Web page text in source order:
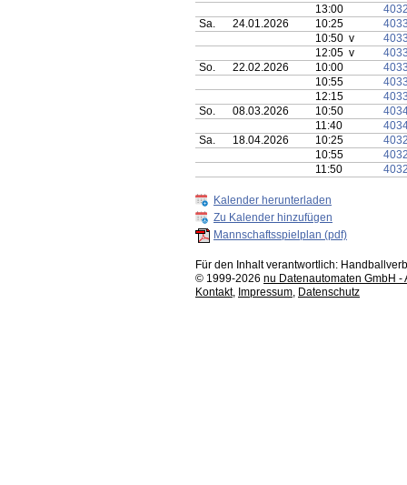
13:00
Sa.
24.01.2026 10:25
10:50 v
12:05 v
So.
22.02.2026 10:00
10:55
12:15
So.
08.03.2026 10:50
11:40
Sa.
18.04.2026 10:25
10:55
11:50
Kalender herunterladen
Zu Kalender hinzufügen
Mannschaftsspielplan (pdf)
Für den Inhalt verantwortlich:
© 1999-2026 nu Datenautomaten GmbH
Kontakt, Impressum, Datenschutz